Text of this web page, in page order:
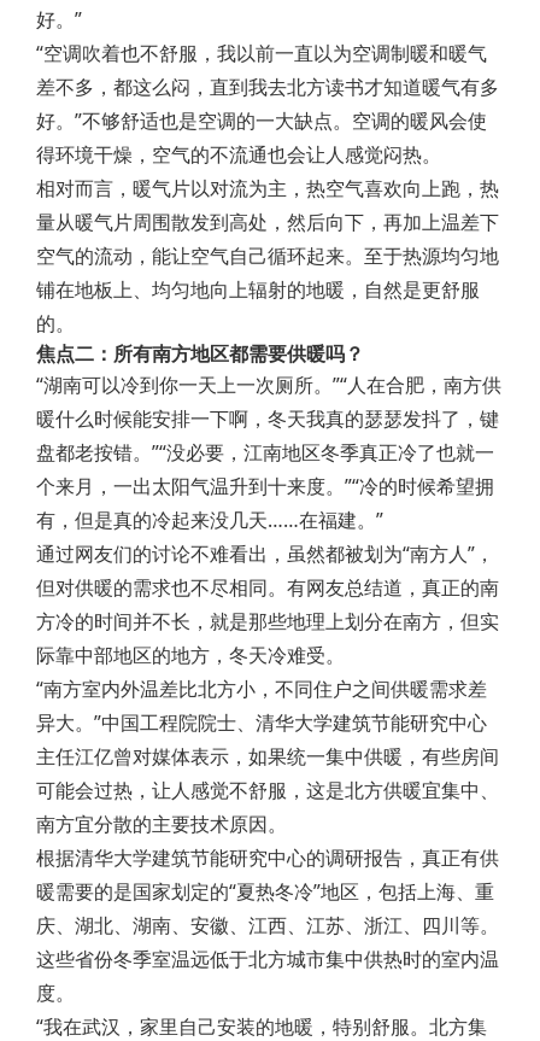
好。”
“空调吹着也不舒服，我以前一直以为空调制暖和暖气
差不多，都这么闷，直到我去北方读书才知道暖气有多
好。”不够舒适也是空调的一大缺点。空调的暖风会使
得环境干燥，空气的不流通也会让人感觉闷热。
相对而言，暖气片以对流为主，热空气喜欢向上跑，热
量从暖气片周围散发到高处，然后向下，再加上温差下
空气的流动，能让空气自己循环起来。至于热源均匀地
铺在地板上、均匀地向上辐射的地暖，自然是更舒服
的。
焦点二：所有南方地区都需要供暖吗？
“湖南可以冷到你一天上一次厕所。”“人在合肥，南方供
暖什么时候能安排一下啊，冬天我真的瑟瑟发抖了，键
盘都老按错。”“没必要，江南地区冬季真正冷了也就一
个来月，一出太阳气温升到十来度。”“冷的时候希望拥
有，但是真的冷起来没几天……在福建。”
通过网友们的讨论不难看出，虽然都被划为“南方人”，
但对供暖的需求也不尽相同。有网友总结道，真正的南
方冷的时间并不长，就是那些地理上划分在南方，但实
际靠中部地区的地方，冬天冷难受。
“南方室内外温差比北方小，不同住户之间供暖需求差
异大。”中国工程院院士、清华大学建筑节能研究中心
主任江亿曾对媒体表示，如果统一集中供暖，有些房间
可能会过热，让人感觉不舒服，这是北方供暖宜集中、
南方宜分散的主要技术原因。
根据清华大学建筑节能研究中心的调研报告，真正有供
暖需要的是国家划定的“夏热冬冷”地区，包括上海、重
庆、湖北、湖南、安徽、江西、江苏、浙江、四川等。
这些省份冬季室温远低于北方城市集中供热时的室内温
度。
“我在武汉，家里自己安装的地暖，特别舒服。北方集